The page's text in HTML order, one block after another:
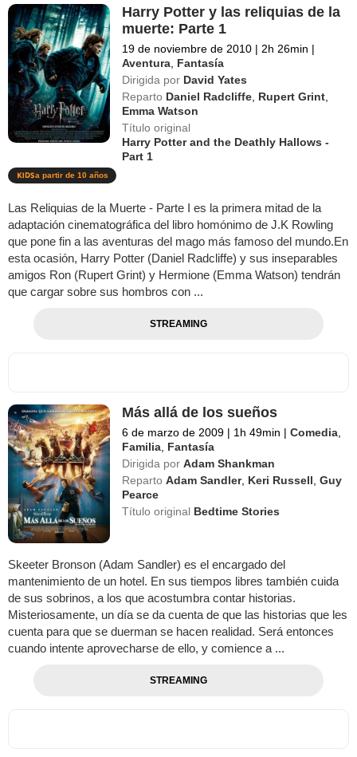
Harry Potter y las reliquias de la
muerte: Parte 1
19 de noviembre de 2010 | 2h 26min |
Aventura Fantasía
Dirigida por David Yates
Reparto Daniel Radcliffe Rupert Grint
Emma Watson
Título original
Harry Potter and the Deathly Hallows -
Part 1
a partir de 10 años
Las Reliquias de la Muerte - Parte I es la primera mitad de la
adaptación cinematográfica del libro homónimo de J.K Rowling
que pone fin a las aventuras del mago más famoso del mundo.En
esta ocasión, Harry Potter (Daniel Radcliffe) y sus inseparables
amigos Ron (Rupert Grint) y Hermione (Emma Watson) tendrán
que cargar sobre sus hombros con ...
STREAMING
Más allá de los sueños
6 de marzo de 2009 | 1h 49min | Comedia
Familia Fantasía
Dirigida por Adam Shankman
Reparto Adam Sandler, Keri Russell ,Guy
Pearce
Título original Bedtime Stories
Skeeter Bronson (Adam Sandler) es el encargado del
mantenimiento de un hotel. En sus tiempos libres también cuida
de sus sobrinos, a los que acostumbra contar historias.
Misteriosamente, un día se da cuenta de que las historias que les
cuenta para que se duerman se hacen realidad. Será entonces
cuando intente aprovecharse de ello, y comience a ...
STREAMING